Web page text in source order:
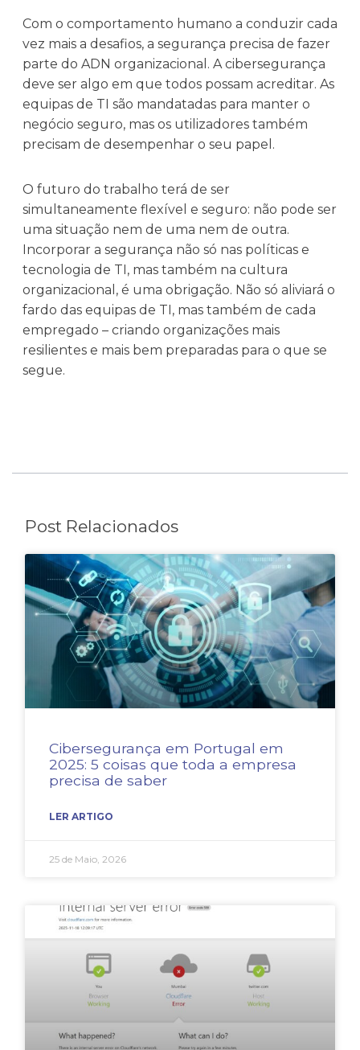
Com o comportamento humano a conduzir cada
vez mais a desafios, a segurança precisa de fazer
parte do ADN organizacional. A cibersegurança
deve ser algo em que todos possam acreditar. As
equipas de TI são mandatadas para manter o
negócio seguro, mas os utilizadores também
precisam de desempenhar o seu papel.
O futuro do trabalho terá de ser
simultaneamente flexível e seguro: não pode ser
uma situação nem de uma nem de outra.
Incorporar a segurança não só nas políticas e
tecnologia de TI, mas também na cultura
organizacional, é uma obrigação. Não só aliviará o
fardo das equipas de TI, mas também de cada
empregado – criando organizações mais
resilientes e mais bem preparadas para o que se
segue.
Post Relacionados
Cibersegurança em Portugal em
2025: 5 coisas que toda a empresa
precisa de saber
LER ARTIGO
25 de Maio, 2026